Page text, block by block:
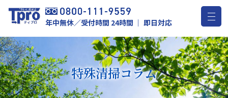
年中無休／受付時間 24時間 ｜ 即日対応
特殊清掃コラム